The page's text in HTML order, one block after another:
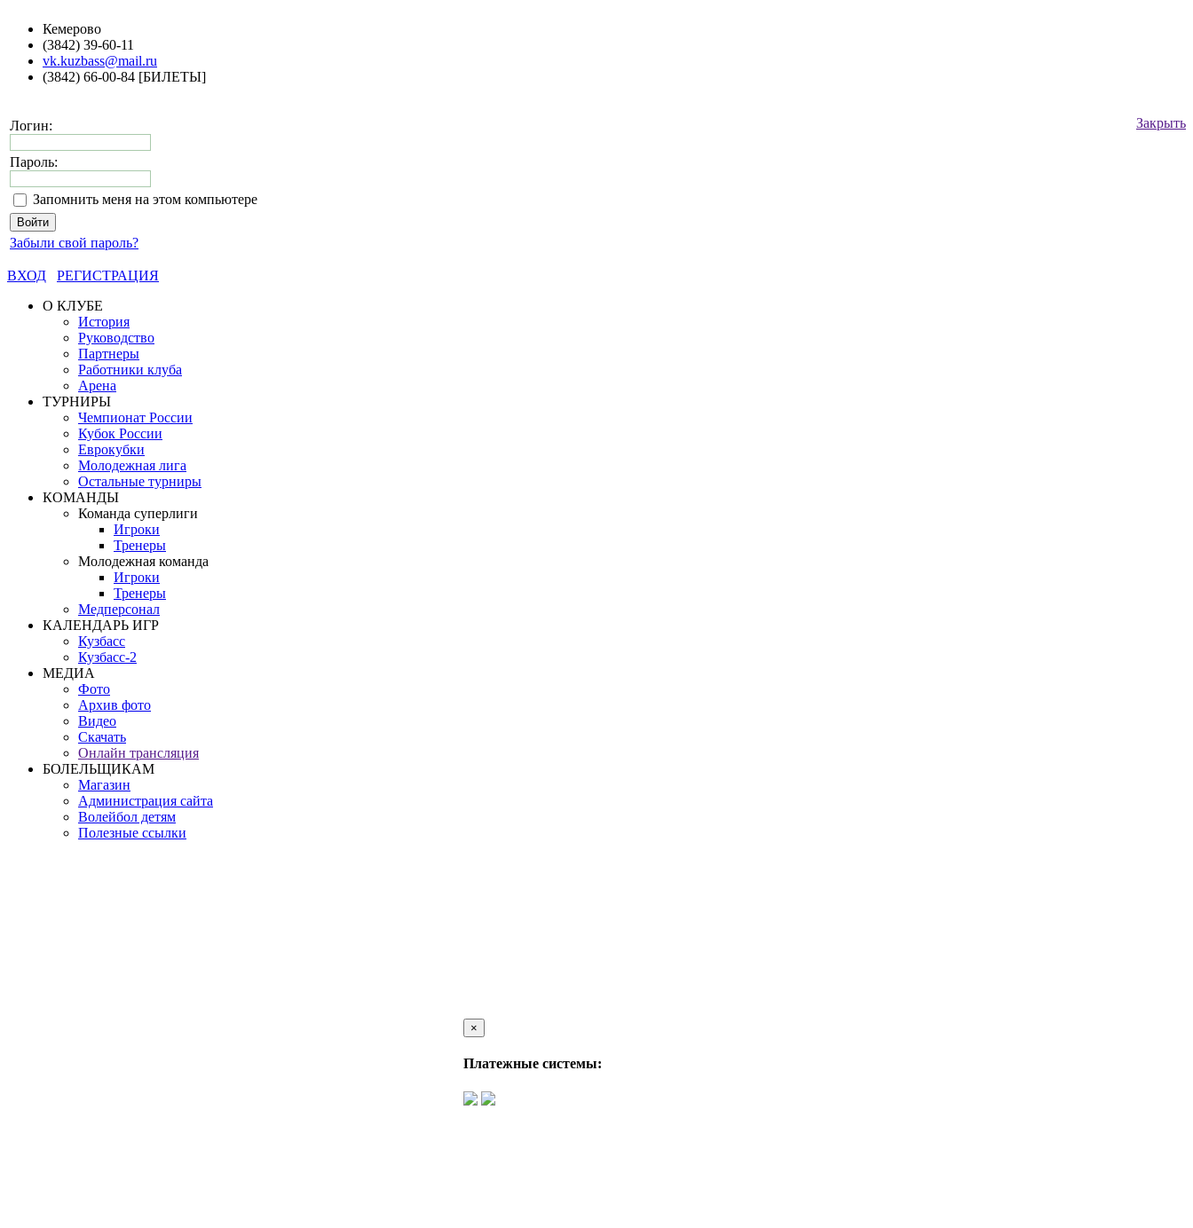
Кемерово
(3842) 39-60-11
vk.kuzbass@mail.ru
(3842) 66-00-84 [БИЛЕТЫ]
Закрыть
Логин:
Пароль:
Запомнить меня на этом компьютере
Забыли свой пароль?
ВХОД
РЕГИСТРАЦИЯ
О КЛУБЕ
История
Руководство
Партнеры
Работники клуба
Арена
ТУРНИРЫ
Чемпионат России
Кубок России
Еврокубки
Молодежная лига
Остальные турниры
КОМАНДЫ
Команда суперлиги
Игроки
Тренеры
Молодежная команда
Игроки
Тренеры
Медперсонал
КАЛЕНДАРЬ ИГР
Кузбасс
Кузбасс-2
МЕДИА
Фото
Архив фото
Видео
Скачать
Онлайн трансляция
БОЛЕЛЬЩИКАМ
Магазин
Администрация сайта
Волейбол детям
Полезные ссылки
×
Платежные системы: